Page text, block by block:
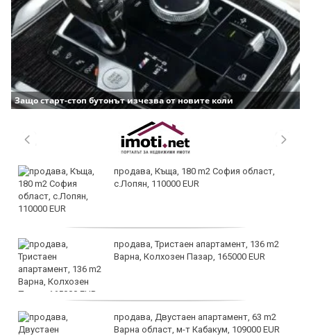
Защо старт-стоп бутонът изчезва от новите коли
продава, Къща, 180 m2 София област,
с.Лопян, 110000 EUR
продава, Тристаен апартамент, 136 m2
Варна, Колхозен Пазар, 165000 EUR
продава, Двустаен апартамент, 63 m2
Варна област, м-т Кабакум, 109000 EUR